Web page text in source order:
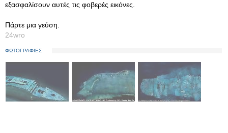
εξασφαλίσουν αυτές τις φοβερές εικόνες.
Πάρτε μια γεύση.
24wro
ΦΩΤΟΓΡΑΦΙΕΣ